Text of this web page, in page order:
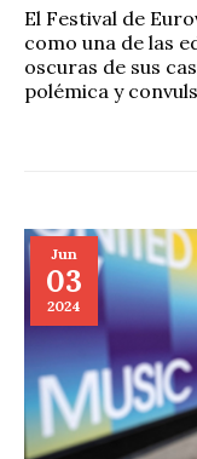
El Festival de
como una de las
oscuras de sus
polémica y
Jun
03
2024